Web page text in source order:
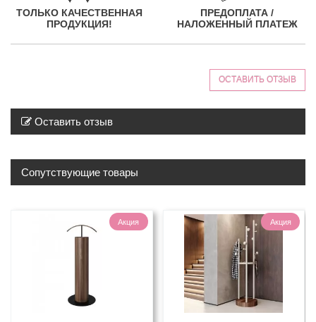
ТОЛЬКО КАЧЕСТВЕННАЯ
ПРОДУКЦИЯ!
ПРЕДОПЛАТА /
НАЛОЖЕННЫЙ ПЛАТЕЖ
ОСТАВИТЬ ОТЗЫВ
Оставить отзыв
Сопутствующие товары
Акция Акция